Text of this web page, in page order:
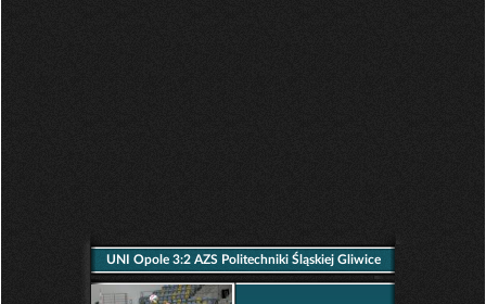
UNI Opole 3:2 AZS Politechniki Śląskiej Gliwice